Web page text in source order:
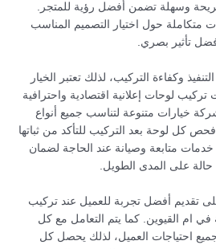
وسهلة تضمن أفضل رؤية للمتجر.
متكاملة حول اختيار التصميم المناسب
تأثير بصري.
وكفاءة التركيب، لذلك تعتبر الخيار
لوحات إعلانية اقتصادية واحترافية
خيارات متنوعة لتناسب جميع أنواع
فحص كل لوحة بعد التركيب للتأكد من ثباتها
خدمات متابعة وصيانة عند الحاجة لضمان
على المدى الطويل.
تقديم أفضل تجربة للعميل عند تركيب
ام القيوين. كما يتم التعامل مع كل
احتياجات العميل، لذلك يحصل كل